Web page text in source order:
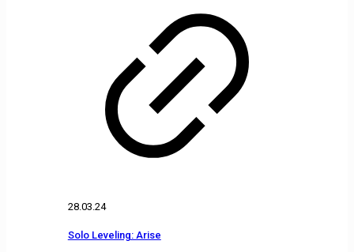
28.03.24
Solo Leveling: Arise